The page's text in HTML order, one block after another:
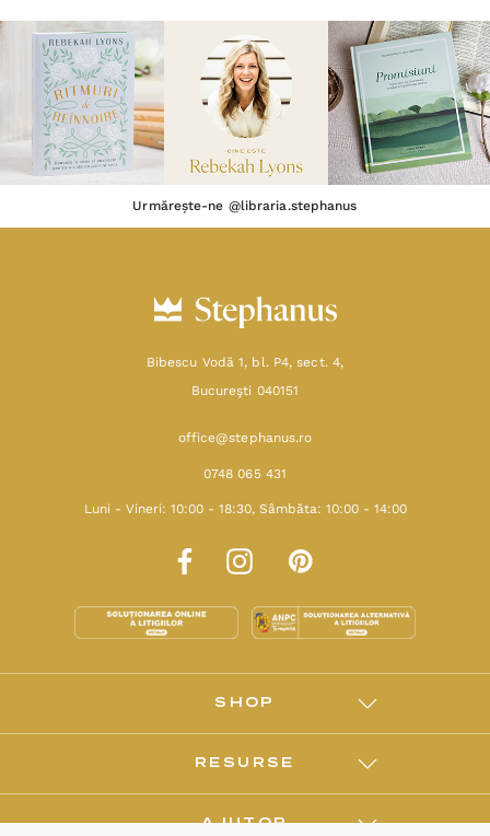
Urmărește-ne @libraria.stephanus
Bibescu Vodă 1, bl. P4, sect. 4,
Bucureşti 040151
office@stephanus.ro
0748 065 431
Luni - Vineri: 10:00 - 18:30, Sâmbăta: 10:00 - 14:00
SHOP
RESURSE
AJUTOR